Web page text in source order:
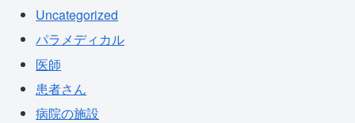
Uncategorized
パラメディカル
医師
患者さん
病院の施設